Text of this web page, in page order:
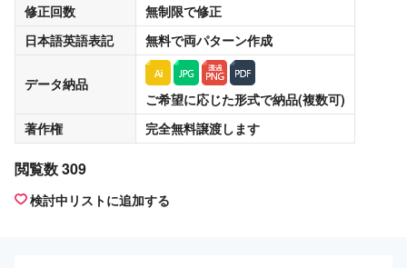
修正回数
無制限で修正
日本語英語表記
無料で両パターン作成
データ納品
ご希望に応じた形式で納品(複数可)
著作権
完全無料譲渡します
閲覧数 309
検討中リストに追加する